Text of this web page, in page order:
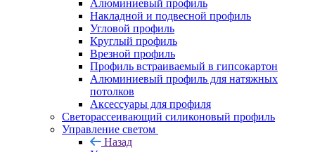
Алюминиевый профиль
Накладной и подвесной профиль
Угловой профиль
Круглый профиль
Врезной профиль
Профиль встраиваемый в гипсокартон
Алюминиевый профиль для натяжных
потолков
Аксессуары для профиля
Светорассеивающий силиконовый профиль
Управление светом
Назад